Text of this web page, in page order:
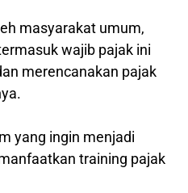
masyarakat umum,
wajib pajak ini
merencanakan pajak
yang ingin menjadi
training pajak